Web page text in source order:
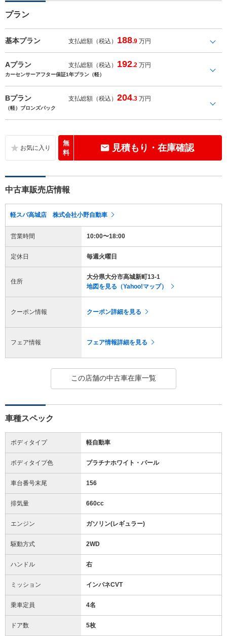
プラン
基本プラン 支払総額（税込） 188.9 万円
Aプラン 支払総額（税込） 192.2 万円
カーセンサーアフター保証1年プラン（軽）
Bプラン 支払総額（税込）204.3 万円
（軽）ブロンズパック
無
料
見積もり・在庫確認
中古車販売店情報
軽スパ高城店 株式会社小野自動車
営業時間 10:00〜18:00
定休日 毎週火曜日
住所
大分県大分市高城新町13-1
地図を見る（Yahoo!マップ）
クーポン情報 クーポン詳細を見る
フェア情報 フェア情報詳細を見る
この店舗の中古車在庫一覧
車種スペック
ボディタイプ 軽自動車
ボディタイプ色 プラチナホワイト・パール
車台番号末尾 156
排気量 660cc
エンジン ガソリン(レギュラー)
駆動方式 2WD
ハンドル 右
ミッション インパネCVT
乗車定員 4名
ドア数 5枚